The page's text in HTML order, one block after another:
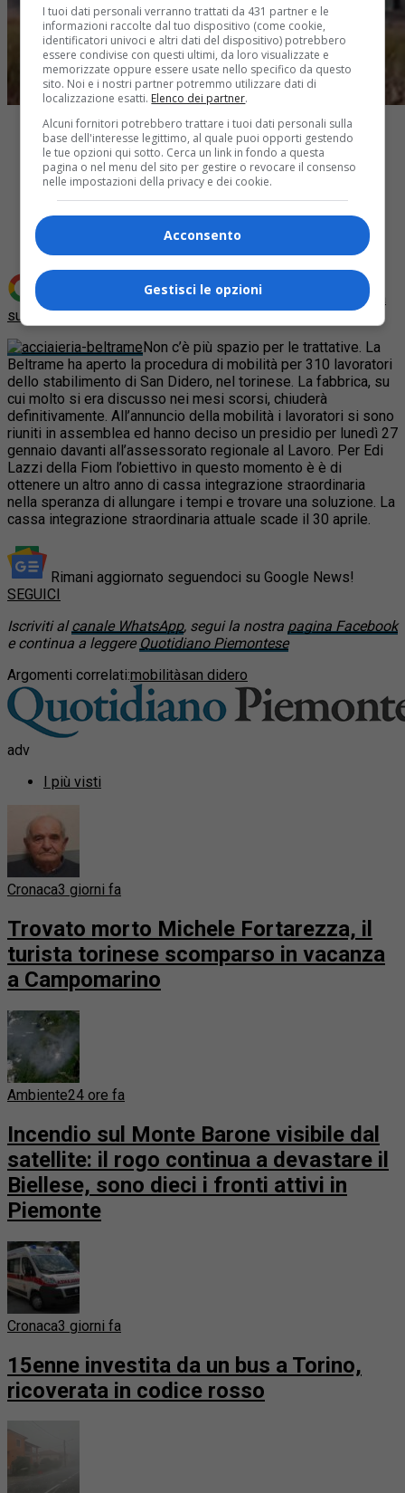
Share
Tweet
Aggiungi Quotidiano Piemontese come
Fonte preferita
su Google
Non c’è più spazio per le trattative. La
Beltrame ha aperto la procedura di mobilità per 310 lavoratori
dello stabilimento di San Didero, nel torinese. La fabbrica, su
cui molto si era discusso nei mesi scorsi, chiuderà
definitivamente. All’annuncio della mobilità i lavoratori si sono
riuniti in assemblea ed hanno deciso un presidio per lunedì 27
gennaio davanti all’assessorato regionale al Lavoro. Per Edi
Lazzi della Fiom l’obiettivo in questo momento è è di
ottenere un altro anno di cassa integrazione straordinaria
nella speranza di allungare i tempi e trovare una soluzione. La
cassa integrazione straordinaria attuale scade il 30 aprile.
Rimani aggiornato seguendoci su Google News!
SEGUICI
Iscriviti alcanale WhatsApp, segui la nostra pagina Facebook
e continua a leggere Quotidiano Piemontese
Argomenti correlati:mobilitàsan didero
adv
I più visti
Cronaca3 giorni fa
Trovato morto Michele Fortarezza, il
turista torinese scomparso in vacanza
a Campomarino
Ambiente24 ore fa
Incendio sul Monte Barone visibile dal
satellite: il rogo continua a devastare il
Biellese, sono dieci i fronti attivi in
Piemonte
Cronaca3 giorni fa
15enne investita da un bus a Torino,
ricoverata in codice rosso
I tuoi dati personali verranno trattati da 431 partner e le
informazioni raccolte dal tuo dispositivo (come cookie,
identificatori univoci e altri dati del dispositivo) potrebbero
essere condivise con questi ultimi, da loro visualizzate e
memorizzate oppure essere usate nello specifico da questo
sito. Noi e i nostri partner potremmo utilizzare dati di
localizzazione esatti. Elenco dei partner.
Alcuni fornitori potrebbero trattare i tuoi dati personali sulla
base dell'interesse legittimo, al quale puoi opporti gestendo
le tue opzioni qui sotto. Cerca un link in fondo a questa
pagina o nel menu del sito per gestire o revocare il consenso
nelle impostazioni della privacy e dei cookie.
Acconsento
Gestisci le opzioni